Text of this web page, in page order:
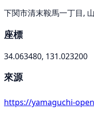
下関市清末鞍馬一丁目,
座標
34.063480, 131.023200
來源
https://yamaguchi-